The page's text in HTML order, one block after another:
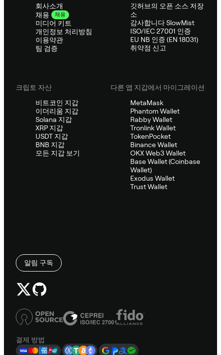
회사소개
채용
채용
미디어 키트
개인정보 처리방침
이용약관
팀 검증
깃허브의 오픈 소스 저장
소
감사합니다 SlowMist
ISO/IEC 27001 인증
EU NB 인증 (EN 18031)
취약점 신고
크립토 자산
비트코인 지갑
이더리움 지갑
Solana 지갑
XRP 지갑
USDT 지갑
BNB 지갑
모든 지갑 보기
다른 앱 지갑에서 마이그레이션
MetaMask
Phantom Wallet
Rabby Wallet
Tronlink Wallet
TokenPocket
Binance Wallet
OKX Web3 Wallet
Base Wallet (Coinbase
Wallet)
Exodus Wallet
Trust Wallet
알림 구독
결제 방법